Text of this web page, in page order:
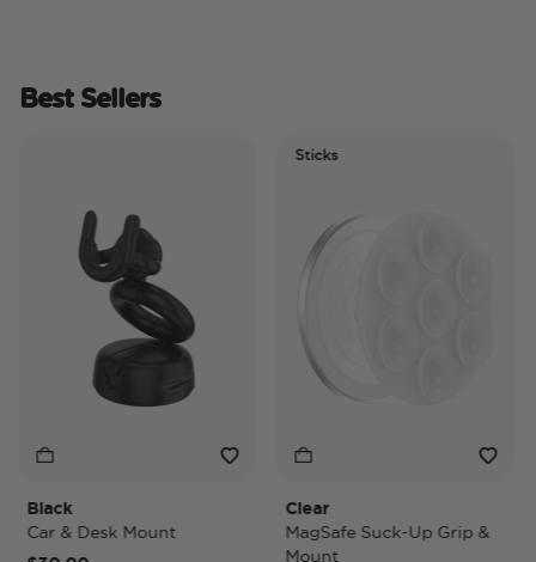
Best Sellers
Black
Car & Desk Mount
Sticks
Clear
MagSafe Suck-Up Grip &
Mount